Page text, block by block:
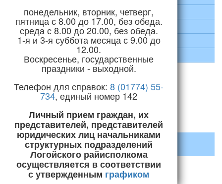
понедельник, вторник, четверг,
пятница с 8.00 до 17.00, без обеда.
среда с 8.00 до 20.00, без обеда.
1-я и 3-я суббота месяца с 9.00 до
12.00.
Воскресенье, государственные
праздники - выходной.
Телефон для справок:8 (01774) 55-
734, единый номер 142
Личный прием граждан, их
представителей, представителей
юридических лиц начальниками
структурных подразделений
Логойского райисполкома
осуществляется в соответствии
с утвержденным графиком
Руководство
Экономика
Социальная сфера
Строительство и ЖКХ
Декрет №3 «О содействии
занятости населения»